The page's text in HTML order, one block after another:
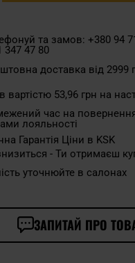
та замов: +380 94
347 47 80
доставка від 2999
вартістю 53,96 грн на
час на
лояльності
Гарантія Ціни в KSK
- Ти отримаєш
уточнюйте в салонах
ЗАПИТАЙ ПРО